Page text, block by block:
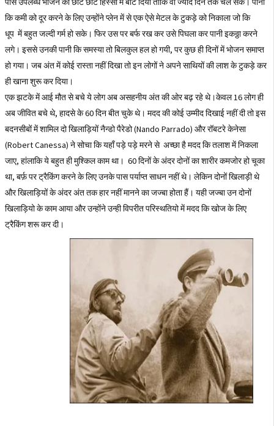
कि कमी को दूर करने के लिए उन्होंने प्लेन में से एक ऐसे मेटल के टुकड़े को निकाला जो कि
धूप में बहुत जल्दी गर्म हो सके। फिर उस पर बर्फ रख कर उसे पिघला कर पानी इकठ्ठा करने
लगे। इससे उनकी पानी कि समस्या तो बिलकुल हल हो गयी, पर कुछ ही दिनों में भोजन समाप्त
हो गया। जब अंत में कोई रास्ता नहीं दिखा तो इन लोगों ने अपने साथियों की लाश के टुकड़े कर
ही खाना शुरू कर दिया।
एक झटके में आई मौत से बचे ये लोग अब असहनीय अंत की ओर बढ़ रहे थे।केवल 16 लोग ही
अब जीवित बचे थे, हादसे के 60 दिन बीत चुके थे। मदद की कोई उम्मीद दिखाई नहीं दी तो इस
बदनसीबों में शामिल दो खिलाड़ियों नैन्डो पैरेडो (Nando Parrado) और रॉबटरे केनेसा
(Robert Canessa) ने सोचा कि यहाँ पड़े पड़े मरने से अच्छा है मदद कि तलाश में निकला
जाए, हांलाकि ये बहुत ही मुश्किल काम था। 60 दिनों के अंदर दोनों का शारीर कमजोर हो चूका
था, बर्फ़ पर ट्रैकिंग करने के लिए उनके पास पर्याप्त साधन नहीं थे। लेकिन दोनों खिलाड़ी थे
और खिलाड़ियों के अंदर अंत तक हार नहीं मानने का जज्बा होता हैं। यही जज्बा उन दोनों
खिलाड़ियो के काम आया और उन्होंने उन्ही विपरीत परिस्थतियो में मदद कि खोज के लिए
ट्रैकिंग शरू कर दी।